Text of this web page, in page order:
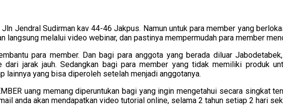
Jendral Sudirman kav 44-46 Jakpus. Namun untuk para member yang
langsung melalui video webinar, dan pastinya mempermudah para member
para member. Dan bagi para anggota yang berada diluar
dari jarak jauh. Sedangkan bagi para member yang tidak memiliki produk
yang bisa diperoleh setelah menjadi anggotanya.
uang memang diperuntukan bagi yang ingin mengetahui secara singkat
anda akan mendapatkan video tutorial online, selama 2 tahun setiap 2 hari